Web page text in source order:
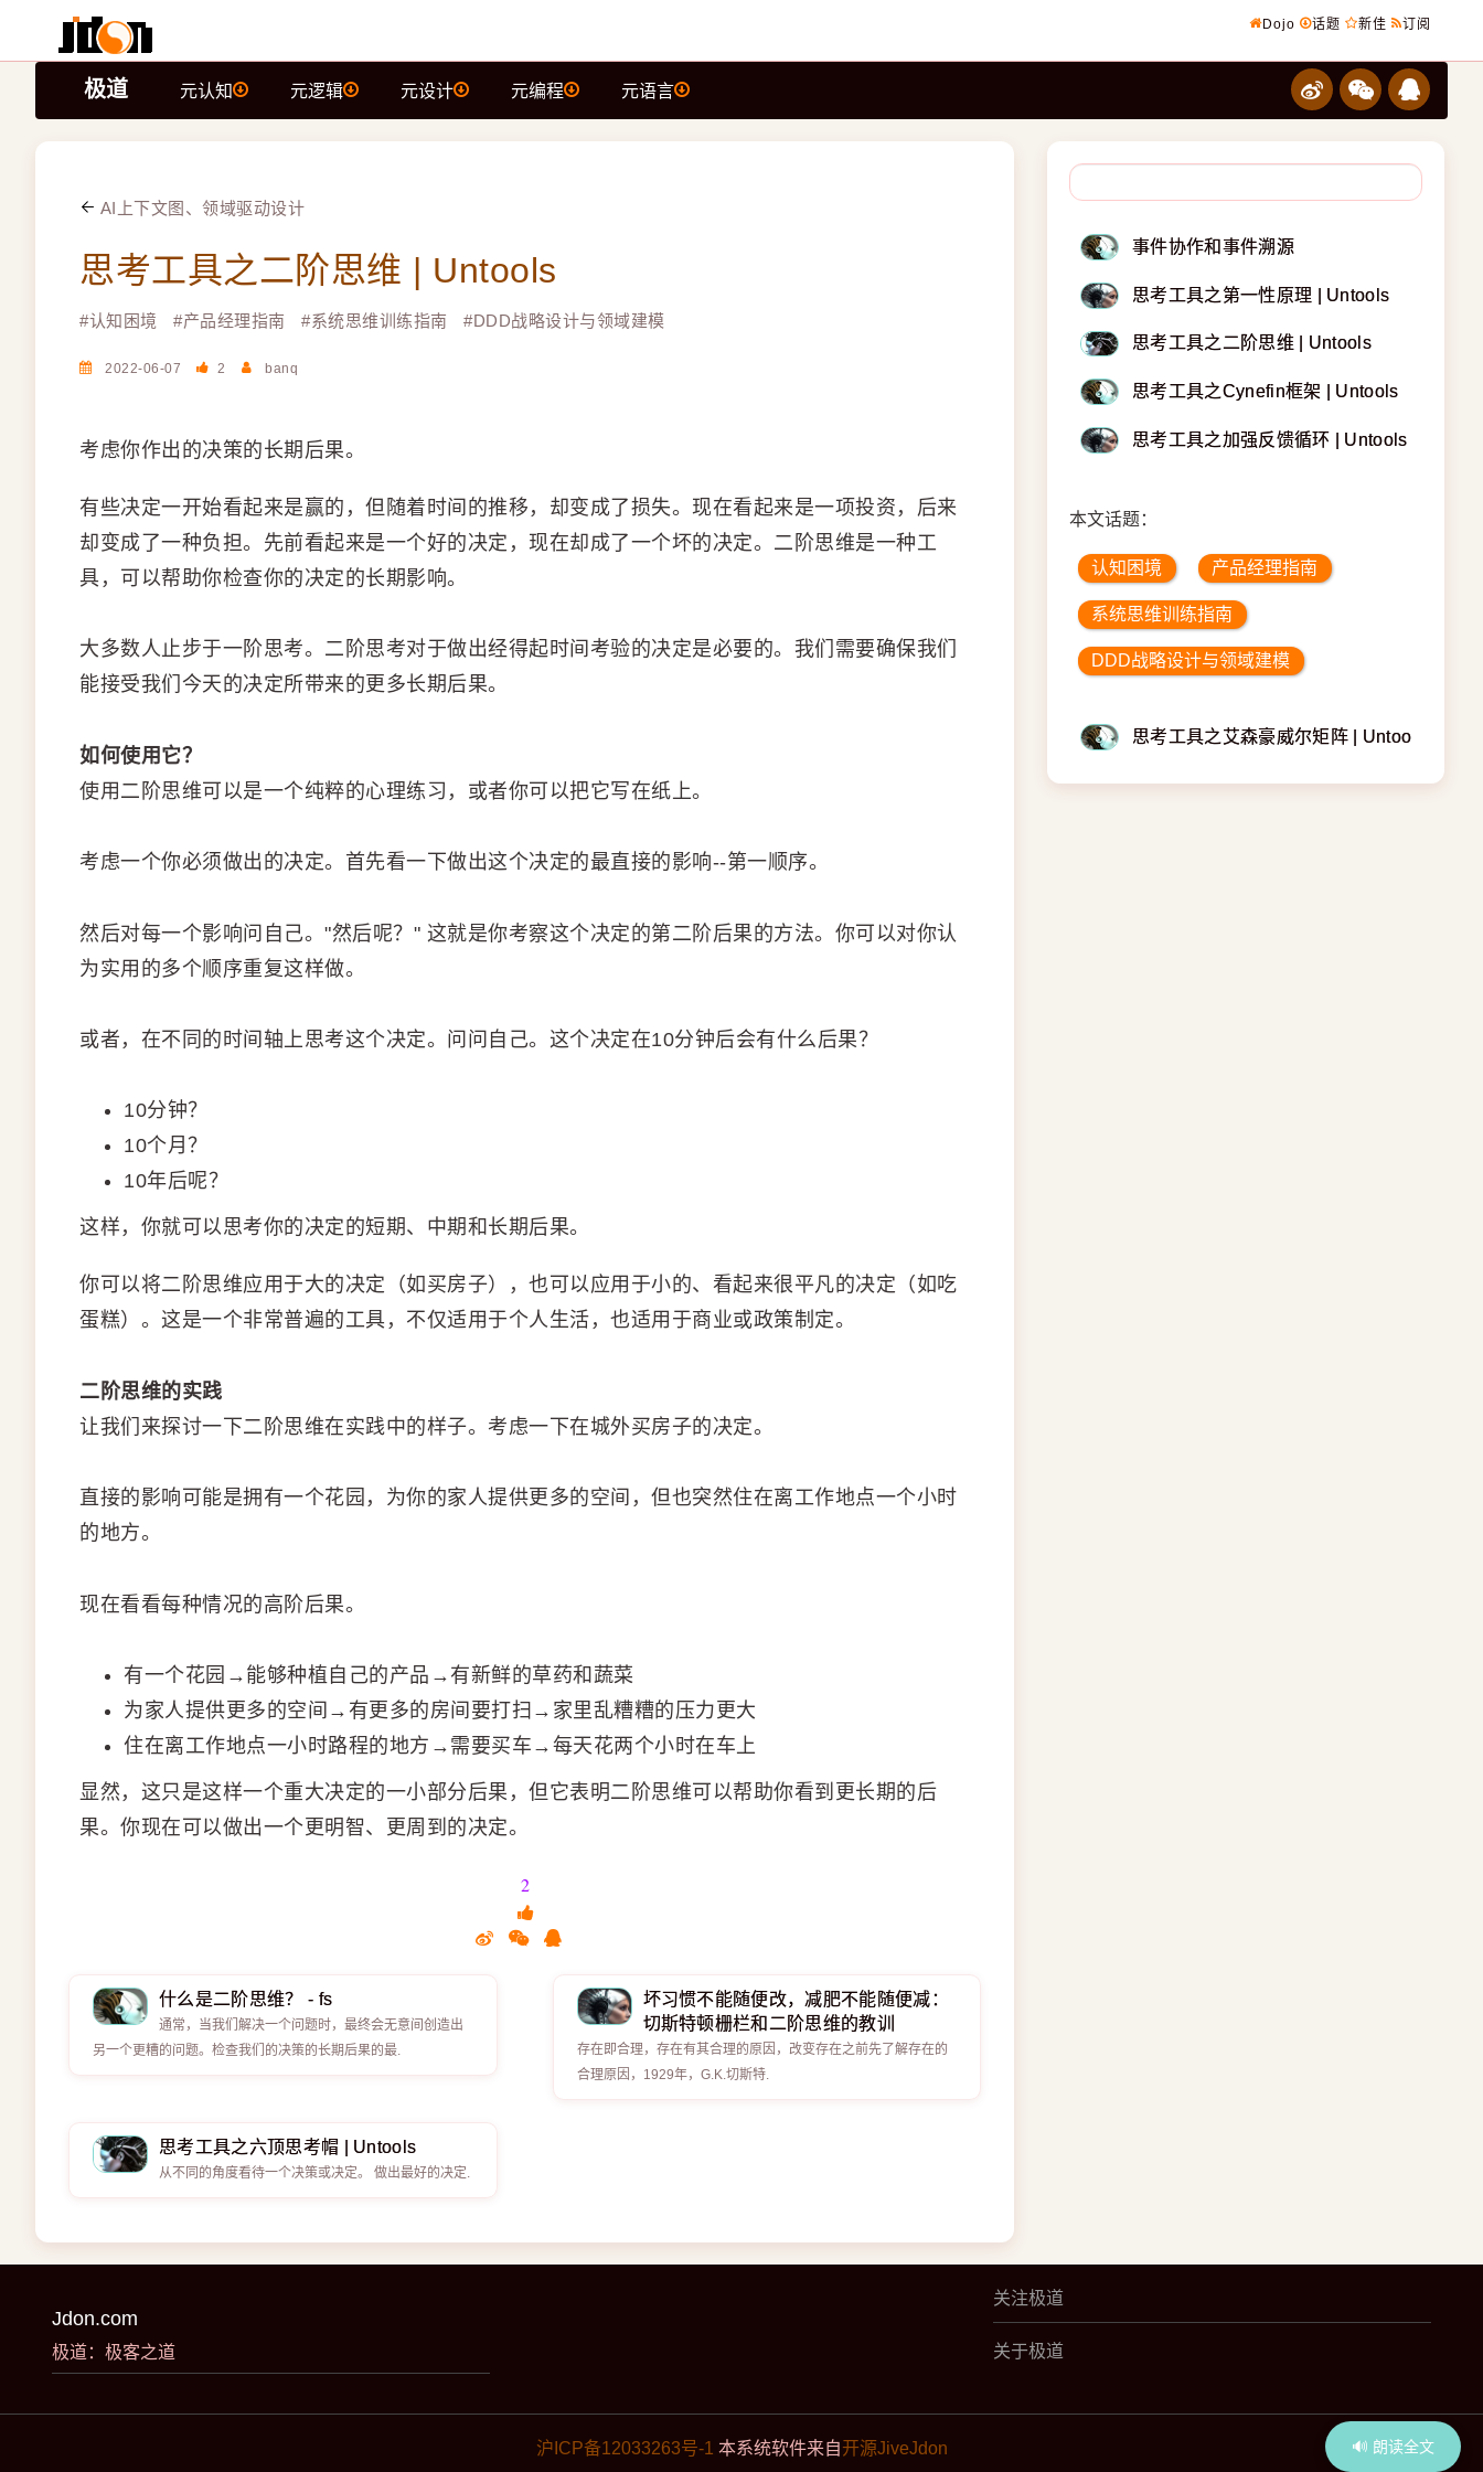
Dojo 话题 新佳 订阅
极道 元认知 元逻辑 元设计 元编程 元语言
AI上下文图、领域驱动设计
思考工具之二阶思维 | Untools
#认知困境 #产品经理指南 #系统思维训练指南 #DDD战略设计与领域建模
2022-06-07 2 banq
考虑你作出的决策的长期后果。
有些决定一开始看起来是赢的，但随着时间的推移，却变成了损失。现在看起来是一项投资，后来
却变成了一种负担。先前看起来是一个好的决定，现在却成了一个坏的决定。二阶思维是一种工
具，可以帮助你检查你的决定的长期影响。
大多数人止步于一阶思考。二阶思考对于做出经得起时间考验的决定是必要的。我们需要确保我们
能接受我们今天的决定所带来的更多长期后果。
如何使用它？
使用二阶思维可以是一个纯粹的心理练习，或者你可以把它写在纸上。
考虑一个你必须做出的决定。首先看一下做出这个决定的最直接的影响--第一顺序。
然后对每一个影响问自己。"然后呢？" 这就是你考察这个决定的第二阶后果的方法。你可以对你认
为实用的多个顺序重复这样做。
或者，在不同的时间轴上思考这个决定。问问自己。这个决定在10分钟后会有什么后果？
10分钟？
10个月？
10年后呢？
这样，你就可以思考你的决定的短期、中期和长期后果。
你可以将二阶思维应用于大的决定（如买房子），也可以应用于小的、看起来很平凡的决定（如吃
蛋糕）。这是一个非常普遍的工具，不仅适用于个人生活，也适用于商业或政策制定。
二阶思维的实践
让我们来探讨一下二阶思维在实践中的样子。考虑一下在城外买房子的决定。
直接的影响可能是拥有一个花园，为你的家人提供更多的空间，但也突然住在离工作地点一个小时
的地方。
现在看看每种情况的高阶后果。
有一个花园→能够种植自己的产品→有新鲜的草药和蔬菜
为家人提供更多的空间→有更多的房间要打扫→家里乱糟糟的压力更大
住在离工作地点一小时路程的地方→需要买车→每天花两个小时在车上
显然，这只是这样一个重大决定的一小部分后果，但它表明二阶思维可以帮助你看到更长期的后
果。你现在可以做出一个更明智、更周到的决定。
2
什么是二阶思维？ - fs
通常，当我们解决一个问题时，最终会无意间创造出
另一个更糟的问题。检查我们的决策的长期后果的最.
坏习惯不能随便改，减肥不能随便减：
切斯特顿栅栏和二阶思维的教训
存在即合理，存在有其合理的原因，改变存在之前先了解存在的
合理原因，1929年，G.K.切斯特.
思考工具之六顶思考帽 | Untools
从不同的角度看待一个决策或决定。 做出最好的决定.
事件协作和事件溯源
思考工具之第一性原理 | Untools
思考工具之二阶思维 | Untools
思考工具之Cynefin框架 | Untools
思考工具之加强反馈循环 | Untools
本文话题：
认知困境 产品经理指南
系统思维训练指南
DDD战略设计与领域建模
思考工具之艾森豪威尔矩阵 | Untools
Jdon.com
极道：极客之道
关注极道
关于极道
沪ICP备12033263号-1 本系统软件来自开源JiveJdon 🔊 朗读全文